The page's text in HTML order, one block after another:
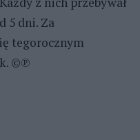
5 dni. Za
tegorocznym
©℗